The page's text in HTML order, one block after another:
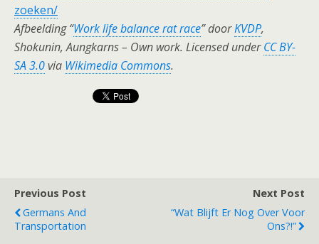
zoeken/
Afbeelding “Work life balance rat race” doorKVDP,
Shokunin, Aungkarns – Own work. Licensed underCC BY-
SA 3.0via Wikimedia Commons.
Previous Post
Germans And
Transportation
Next Post
“Wat Blijft Er Nog Over Voor
Ons?!”